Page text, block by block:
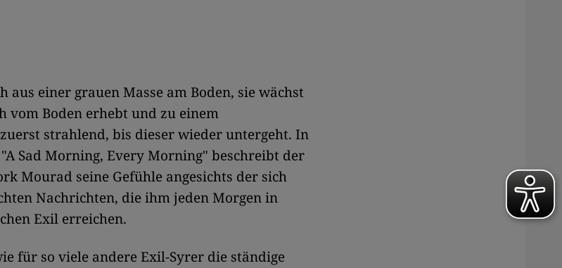
aus einer grauen Masse am Boden, sie wächst
vom Boden erhebt und zu einem
strahlend, bis dieser wieder untergeht. In
Sad Morning, Every Morning" beschreibt der
Mourad seine Gefühle angesichts der sich
Nachrichten, die ihm jeden Morgen in
Exil erreichen.
für so viele andere Exil-Syrer die ständige